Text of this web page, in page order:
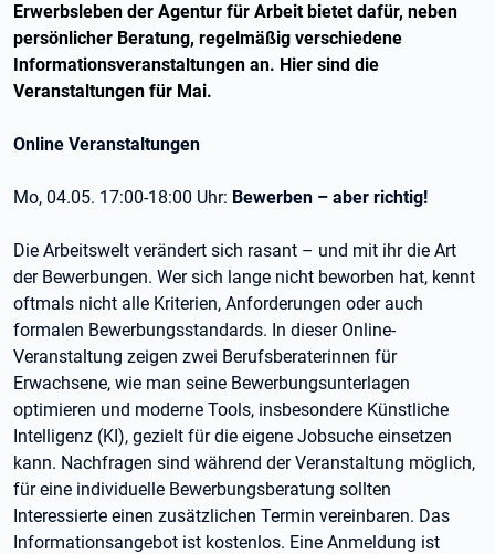
Erwerbsleben der Agentur für Arbeit bietet dafür, neben
persönlicher Beratung, regelmäßig verschiedene
Informationsveranstaltungen an. Hier sind die
Veranstaltungen für Mai.
Online Veranstaltungen
Mo, 04.05. 17:00-18:00 Uhr: Bewerben – aber richtig!
Die Arbeitswelt verändert sich rasant – und mit ihr die Art
der Bewerbungen. Wer sich lange nicht beworben hat, kennt
oftmals nicht alle Kriterien, Anforderungen oder auch
formalen Bewerbungsstandards. In dieser Online-
Veranstaltung zeigen zwei Berufsberaterinnen für
Erwachsene, wie man seine Bewerbungsunterlagen
optimieren und moderne Tools, insbesondere Künstliche
Intelligenz (KI), gezielt für die eigene Jobsuche einsetzen
kann. Nachfragen sind während der Veranstaltung möglich,
für eine individuelle Bewerbungsberatung sollten
Interessierte einen zusätzlichen Termin vereinbaren. Das
Informationsangebot ist kostenlos. Eine Anmeldung ist